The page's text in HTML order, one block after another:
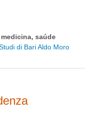
medicina, saúde
di Bari Aldo Moro